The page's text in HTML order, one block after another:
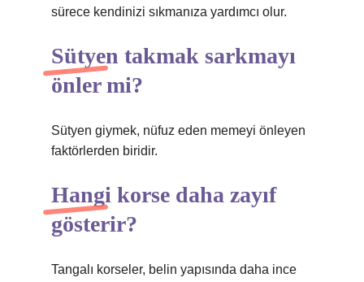
sürece kendinizi sıkmanıza yardımcı olur.
Sütyen takmak sarkmayı
önler mi?
Sütyen giymek, nüfuz eden memeyi önleyen
faktörlerden biridir.
Hangi korse daha zayıf
gösterir?
Tangalı korseler, belin yapısında daha ince